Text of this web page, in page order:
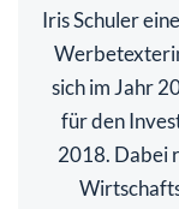
Iris Schuler
sich im Jahr
für den
2018. Dabei